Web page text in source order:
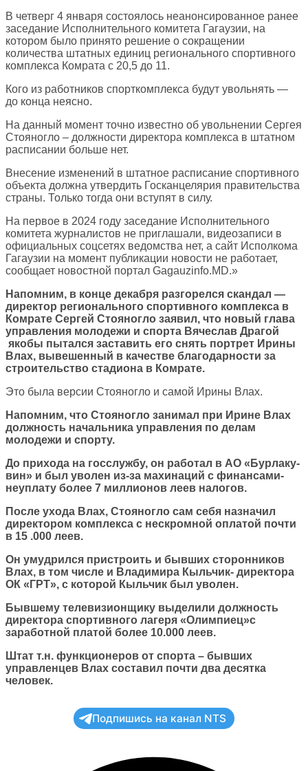
В четверг 4 января состоялось неанонсированное ранее
заседание Исполнительного комитета Гагаузии, на
котором было принято решение о сокращении
количества штатных единиц регионального спортивного
комплекса Комрата с 20,5 до 11.
Кого из работников спорткомплекса будут увольнять —
до конца неясно.
На данный момент точно известно об увольнении Сергея
Стояногло – должности директора комплекса в штатном
расписании больше нет.
Внесение изменений в штатное расписание спортивного
объекта должна утвердить Госканцелярия правительства
страны. Только тогда они вступят в силу.
На первое в 2024 году заседание Исполнительного
комитета журналистов не приглашали, видеозаписи в
официальных соцсетях ведомства нет, а сайт Исполкома
Гагаузии на момент публикации новости не работает,
сообщает новостной портал Gagauzinfo.MD.»
Напомним, в конце декабря разгорелся скандал —
директор регионального спортивного комплекса в
Комрате Сергей Стояногло заявил, что новый глава
управления молодежи и спорта Вячеслав Драгой
якобы пытался заставить его снять портрет Ирины
Влах, вывешенный в качестве благодарности за
строительство стадиона в Комрате.
Это была версии Стояногло и самой Ирины Влах.
Напомним, что Стояногло занимал при Ирине Влах
должность начальника управления по делам
молодежи и спорту.
До прихода на госслужбу, он работал в АО «Бурлаку-
вин» и был уволен из-за махинаций с финансами-
неуплату более 7 миллионов леев налогов.
После ухода Влах, Стояногло сам себя назначил
директором комплекса с нескромной оплатой почти
в 15 .000 леев.
Он умудрился пристроить и бывших сторонников
Влах, в том числе и Владимира Кыльчик- директора
ОК «ГРТ», с которой Кыльчик был уволен.
Бывшему телевизионщику выделили должность
директора спортивного лагеря «Олимпиец»с
заработной платой более 10.000 леев.
Штат т.н. функционеров от спорта – бывших
управленцев Влах составил почти два десятка
человек.
Подпишись на канал NTS